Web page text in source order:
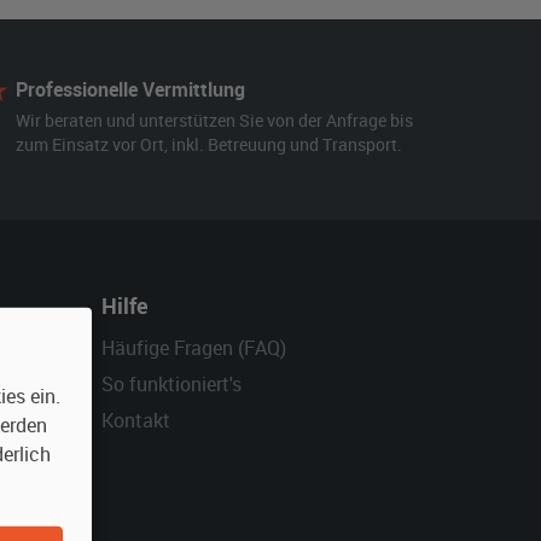
Professionelle Vermittlung
Wir beraten und unterstützen Sie von der Anfrage bis
zum Einsatz vor Ort, inkl. Betreuung und Transport.
Hilfe
Häufige Fragen (FAQ)
So funktioniert's
Kontakt
ein.